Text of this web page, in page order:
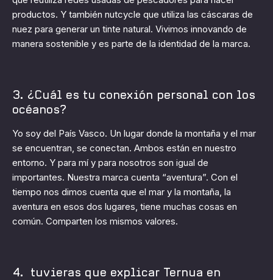
productos. Y también nutcycle que utiliza las cáscaras de
nuez para generar un tinte natural. Vivimos innovando de
manera sostenible y es parte de la identidad de la marca.
3. ¿Cuál es tu conexión personal con los
océanos?
Yo soy del País Vasco. Un lugar donde la montaña y el mar
se encuentran, se conectan. Ambos están en nuestro
entorno. Y para mí y para nosotros son igual de
importantes. Nuestra marca cuenta “aventura”. Con el
tiempo nos dimos cuenta que el mar y la montaña, la
aventura en esos dos lugares, tiene muchas cosas en
común. Comparten los mismos valores.
4. tuvieras que explicar Ternua en